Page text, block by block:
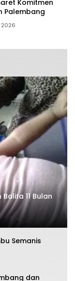
Komitmen
Palembang
2026
11 Bulan
Semanis
dan